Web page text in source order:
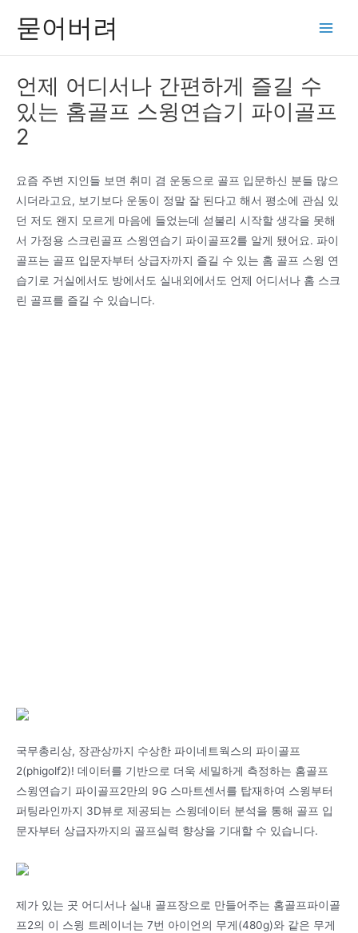
묻어버려
언제 어디서나 간편하게 즐길 수
있는 홈골프 스윙연습기 파이골프
2
요즘 주변 지인들 보면 취미 겸 운동으로 골프 입문하신 분들 많으
시더라고요, 보기보다 운동이 정말 잘 된다고 해서 평소에 관심 있
던 저도 왠지 모르게 마음에 들었는데 섣불리 시작할 생각을 못해
서 가정용 스크린골프 스윙연습기 파이골프2를 알게 됐어요. 파이
골프는 골프 입문자부터 상급자까지 즐길 수 있는 홈 골프 스윙 연
습기로 거실에서도 방에서도 실내외에서도 언제 어디서나 홈 스크
린 골프를 즐길 수 있습니다.
국무총리상, 장관상까지 수상한 파이네트웍스의 파이골프
2(phigolf2)! 데이터를 기반으로 더욱 세밀하게 측정하는 홈골프
스윙연습기 파이골프2만의 9G 스마트센서를 탑재하여 스윙부터
퍼팅라인까지 3D뷰로 제공되는 스윙데이터 분석을 통해 골프 입
문자부터 상급자까지의 골프실력 향상을 기대할 수 있습니다.
제가 있는 곳 어디서나 실내 골프장으로 만들어주는 홈골프파이골
프2의 이 스윙 트레이너는 7번 아이언의 무게(480g)와 같은 무게